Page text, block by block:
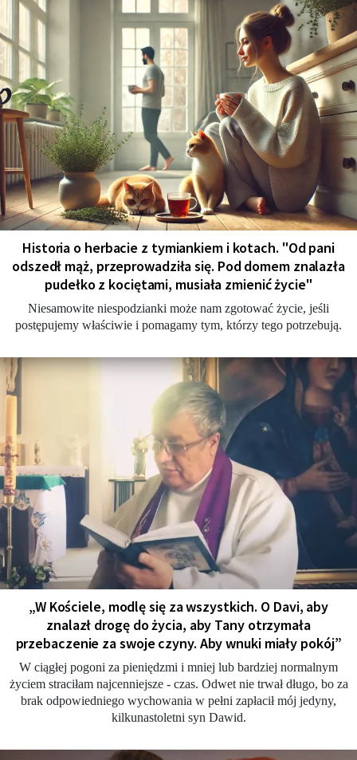
Historia o herbacie z tymiankiem i kotach. "Od pani
odszedł mąż, przeprowadziła się. Pod domem znalazła
pudełko z kociętami, musiała zmienić życie"
Niesamowite niespodzianki może nam zgotować życie, jeśli
postępujemy właściwie i pomagamy tym, którzy tego potrzebują.
„W Kościele, modlę się za wszystkich. O Davi, aby
znalazł drogę do życia, aby Tany otrzymała
przebaczenie za swoje czyny. Aby wnuki miały pokój”
W ciągłej pogoni za pieniędzmi i mniej lub bardziej normalnym
życiem straciłam najcenniejsze - czas. Odwet nie trwał długo, bo za
brak odpowiedniego wychowania w pełni zapłacił mój jedyny,
kilkunastoletni syn Dawid.